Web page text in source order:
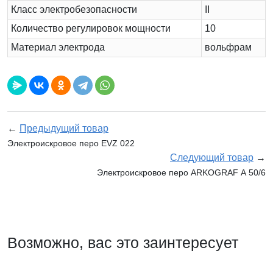
Класс электробезопасности
Количество регулировок мощности
10
Материал электрода
вольфрам
← Предыдущий товар
Электроискровое перо EVZ 022
Следующий товар →
Электроискровое перо ARKOGRAF А 50/6
Возможно, вас это заинтересует